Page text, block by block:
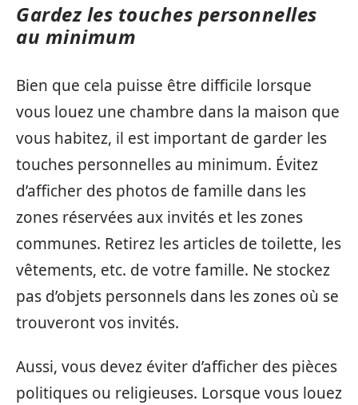
Gardez les touches personnelles
au minimum
Bien que cela puisse être difficile lorsque
vous louez une chambre dans la maison que
vous habitez, il est important de garder les
touches personnelles au minimum. Évitez
d’afficher des photos de famille dans les
zones réservées aux invités et les zones
communes. Retirez les articles de toilette, les
vêtements, etc. de votre famille. Ne stockez
pas d’objets personnels dans les zones où se
trouveront vos invités.
Aussi, vous devez éviter d’afficher des pièces
politiques ou religieuses. Lorsque vous louez